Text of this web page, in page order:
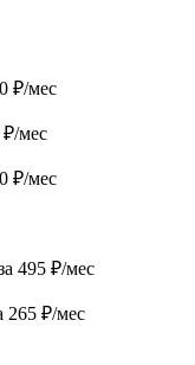
₽/мес
₽/мес
₽/мес
495 ₽/мес
265 ₽/мес